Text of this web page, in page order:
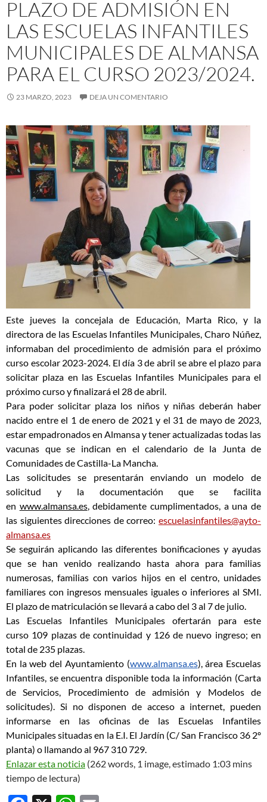
PLAZO DE ADMISIÓN EN
LAS ESCUELAS INFANTILES
MUNICIPALES DE ALMANSA
PARA EL CURSO 2023/2024.
23 MARZO, 2023 DEJA UN COMENTARIO
Este jueves la concejala de Educación, Marta Rico, y la
directora de las Escuelas Infantiles Municipales, Charo Núñez,
informaban del procedimiento de admisión para el próximo
curso escolar 2023-2024. El día 3 de abril se abre el plazo para
solicitar plaza en las Escuelas Infantiles Municipales para el
próximo curso y finalizará el 28 de abril.
Para poder solicitar plaza los niños y niñas deberán haber
nacido entre el 1 de enero de 2021 y el 31 de mayo de 2023,
estar empadronados en Almansa y tener actualizadas todas las
vacunas que se indican en el calendario de la Junta de
Comunidades de Castilla-La Mancha.
Las solicitudes se presentarán enviando un modelo de
solicitud y la documentación que se facilita
en www.almansa.es, debidamente cumplimentados, a una de
las siguientes direcciones de correo: escuelasinfantiles@ayto-
almansa.es
Se seguirán aplicando las diferentes bonificaciones y ayudas
que se han venido realizando hasta ahora para familias
numerosas, familias con varios hijos en el centro, unidades
familiares con ingresos mensuales iguales o inferiores al SMI.
El plazo de matriculación se llevará a cabo del 3 al 7 de julio.
Las Escuelas Infantiles Municipales ofertarán para este
curso 109 plazas de continuidad y 126 de nuevo ingreso; en
total de 235 plazas.
En la web del Ayuntamiento (www.almansa.es), área Escuelas
Infantiles, se encuentra disponible toda la información (Carta
de Servicios, Procedimiento de admisión y Modelos de
solicitudes). Si no disponen de acceso a internet, pueden
informarse en las oficinas de las Escuelas Infantiles
Municipales situadas en la E.I. El Jardín (C/ San Francisco 36 2º
planta) o llamando al 967 310 729.
Enlazar esta noticia (262 words, 1 image, estimado 1:03 mins
tiempo de lectura)